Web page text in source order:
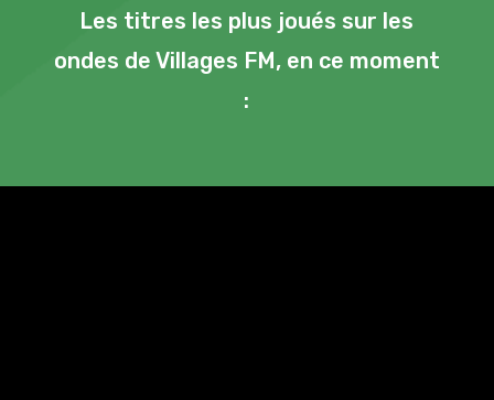
Les titres les plus joués sur les
ondes de Villages FM, en ce moment
: